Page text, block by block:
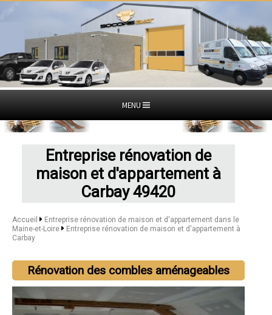
MENU
Entreprise rénovation de
maison et d'appartement à
Carbay 49420
Accueil
Entreprise rénovation de maison et d'appartement dans le
Maine-et-Loire
Entreprise rénovation de maison et d'appartement à
Carbay
Rénovation des combles aménageables